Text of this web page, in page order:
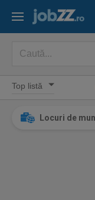
Locuri de